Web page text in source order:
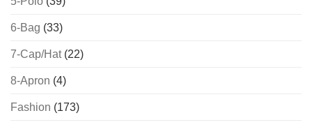
6-Bag (33)
7-Cap/Hat(22)
8-Apron (4)
Fashion (173)